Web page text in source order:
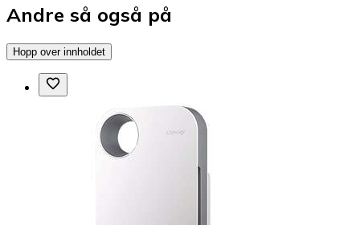
Andre så også på
Hopp over innholdet